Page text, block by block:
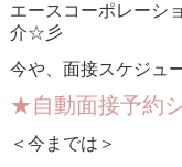
エースコーポレーシ
介☆彡
今や、面接スケジュ
★自動面接予約
＜今までは＞